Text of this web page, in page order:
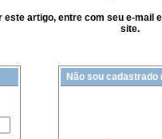
este artigo, entre com seu e-mail
site.
Não sou cadastrado